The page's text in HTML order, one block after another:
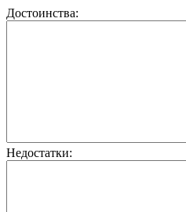
Достоинства:
Недостатки: